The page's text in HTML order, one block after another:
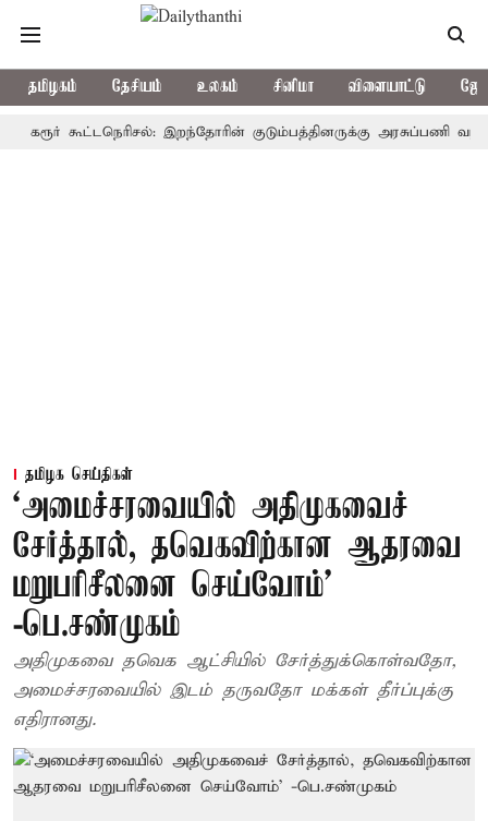
தமிழகம் தேசியம் உலகம் சினிமா விளையாட்டு
கூட்டநெரிசல்: இறந்தோரின் குடும்பத்தினருக்கு அரசுப்பணி வழக்கு;
தமிழக செய்திகள்
‘அமைச்சரவையில் அதிமுகவைச்
சேர்த்தால், தவெகவிற்கான ஆதரவை
மறுபரிசீலனை செய்வோம்'
-பெ.சண்முகம்
அதிமுகவை தவெக ஆட்சியில் சேர்த்துக்கொள்வதோ,
அமைச்சரவையில் இடம் தருவதோ மக்கள் தீர்ப்புக்கு
எதிரானது.